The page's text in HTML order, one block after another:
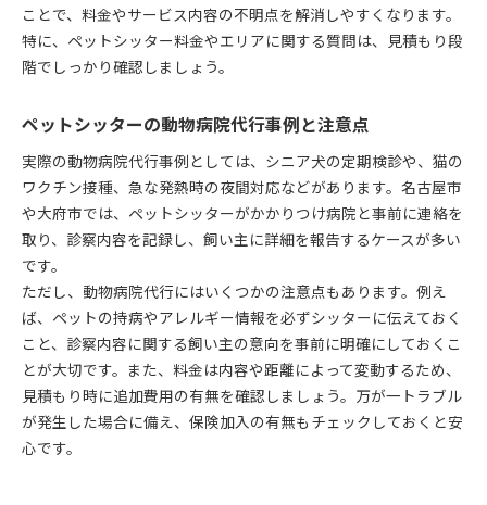
ことで、料金やサービス内容の不明点を解消しやすくなります。
特に、ペットシッター料金やエリアに関する質問は、見積もり段
階でしっかり確認しましょう。
ペットシッターの動物病院代行事例と注意点
実際の動物病院代行事例としては、シニア犬の定期検診や、猫の
ワクチン接種、急な発熱時の夜間対応などがあります。名古屋市
や大府市では、ペットシッターがかかりつけ病院と事前に連絡を
取り、診察内容を記録し、飼い主に詳細を報告するケースが多い
です。
ただし、動物病院代行にはいくつかの注意点もあります。例え
ば、ペットの持病やアレルギー情報を必ずシッターに伝えておく
こと、診察内容に関する飼い主の意向を事前に明確にしておくこ
とが大切です。また、料金は内容や距離によって変動するため、
見積もり時に追加費用の有無を確認しましょう。万が一トラブル
が発生した場合に備え、保険加入の有無もチェックしておくと安
心です。